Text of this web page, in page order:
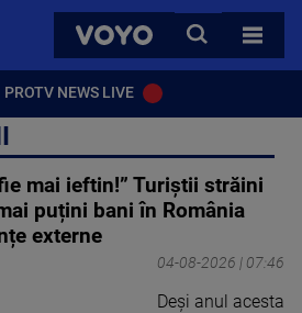
VOYO
CAUTA
TOATE
PROTV NEWS LIVE
mai ieftin!” Turiștii străini
puțini bani în România
externe
04-08-2026 | 07:46
Deși anul acesta